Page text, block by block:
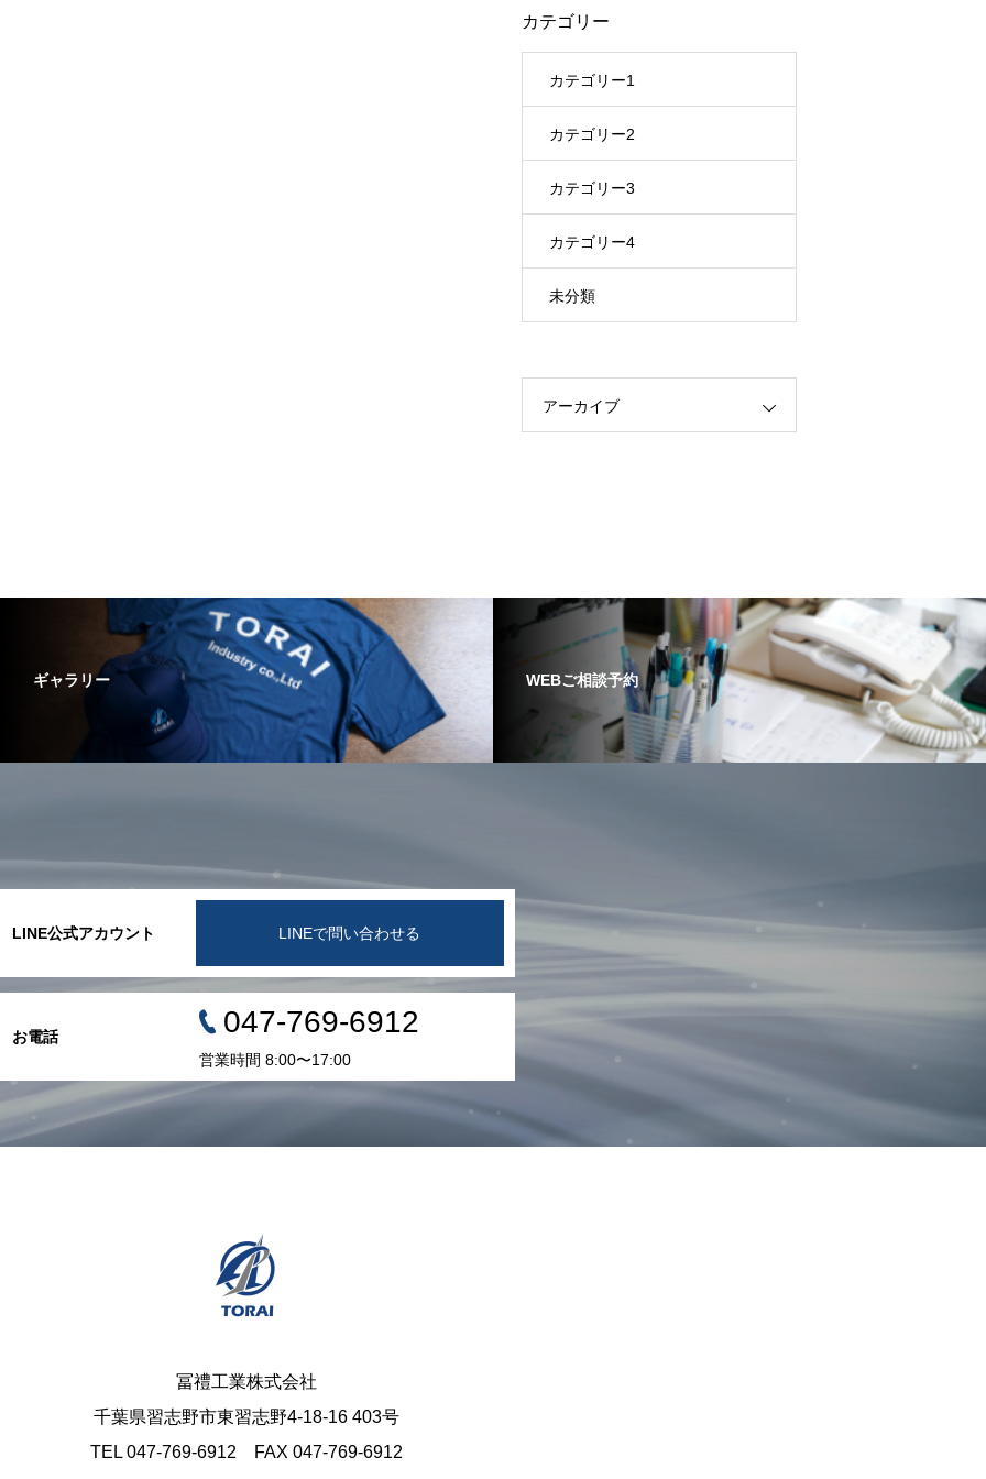
カテゴリー
カテゴリー1
カテゴリー2
カテゴリー3
カテゴリー4
未分類
アーカイブ
ギャラリー WEBご相談予約
LINE公式アカウント LINEで問い合わせる
お電話 047-769-6912
営業時間 8:00〜17:00
冨禮工業株式会社
千葉県習志野市東習志野4-18-16 403号
TEL 047-769-6912 FAX 047-769-6912